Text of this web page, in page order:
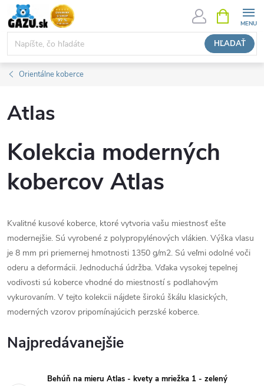
Prejsť
na
obsah
HĽADAŤ
KOŠÍK
Orientálne koberce
Atlas
Kolekcia moderných
kobercov Atlas
Kvalitné kusové koberce, ktoré vytvoria vašu miestnosť ešte
modernejšie. Sú vyrobené z polypropylénových vlákien. Výška vlasu
je 8 mm pri priemernej hmotnosti 1350 g/m2. Sú veľmi odolné voči
oderu a deformácii. Jednoduchá údržba. Vďaka vysokej tepelnej
vodivosti sú koberce vhodné do miestností s podlahovým
vykurovaním. V tejto kolekcii nájdete širokú škálu klasických,
moderných vzorov pripomínajúcich perzské koberce.
Najpredávanejšie
Behúň na mieru Atlas - kvety a mriežka 1 - zelený